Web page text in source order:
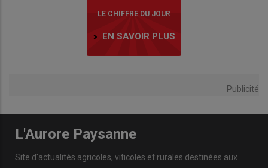
LE CHIFFRE DU JOUR
EN SAVOIR PLUS
Publicité
L'Aurore Paysanne
Site d'actualités agricoles, viticoles et rurales destinées aux